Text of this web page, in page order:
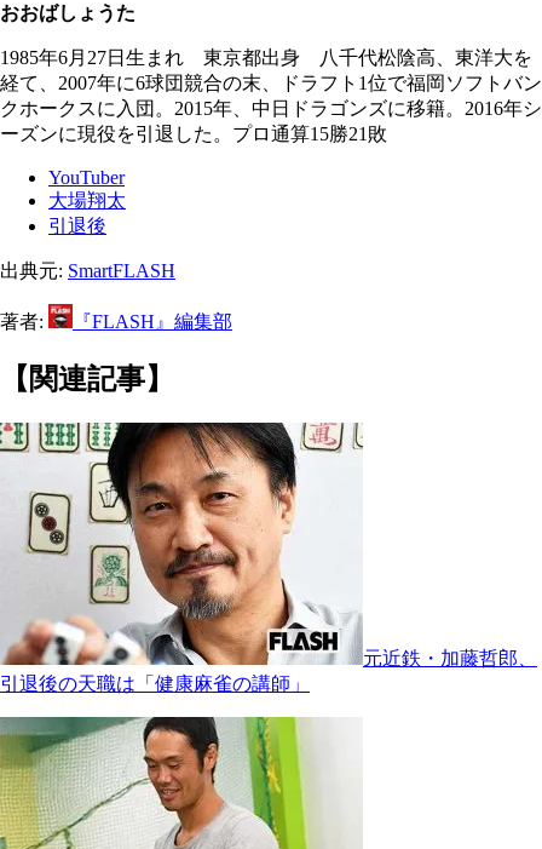
おおばしょうた
1985年6月27日生まれ 東京都出身 八千代松陰高、東洋大を
経て、2007年に6球団競合の末、ドラフト1位で福岡ソフトバン
クホークスに入団。2015年、中日ドラゴンズに移籍。2016年シ
ーズンに現役を引退した。プロ通算15勝21敗
YouTuber
大場翔太
引退後
出典元: SmartFLASH
著者: 『FLASH』編集部
【関連記事】
元近鉄・加藤哲郎、
引退後の天職は「健康麻雀の講師」